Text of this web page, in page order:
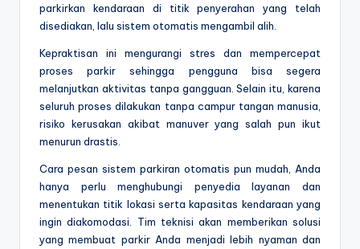
parkirkan kendaraan di titik penyerahan yang telah
disediakan, lalu sistem otomatis mengambil alih.
Kepraktisan ini mengurangi stres dan mempercepat
proses parkir sehingga pengguna bisa segera
melanjutkan aktivitas tanpa gangguan. Selain itu, karena
seluruh proses dilakukan tanpa campur tangan manusia,
risiko kerusakan akibat manuver yang salah pun ikut
menurun drastis.
Cara pesan sistem parkiran otomatis pun mudah, Anda
hanya perlu menghubungi penyedia layanan dan
menentukan titik lokasi serta kapasitas kendaraan yang
ingin diakomodasi. Tim teknisi akan memberikan solusi
yang membuat parkir Anda menjadi lebih nyaman dan